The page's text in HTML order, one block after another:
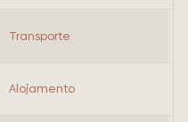
Transporte
Alojamento